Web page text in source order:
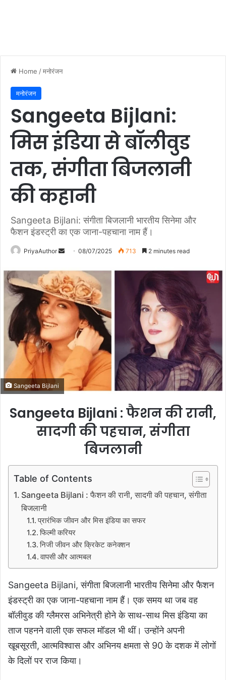
Home /मनोरंजन
मनोरंजन
Sangeeta Bijlani:
मिस इंडिया से बॉलीवुड
तक, संगीता बिजलानी
की कहानी
Sangeeta Bijlani: संगीता बिजलानी भारतीय सिनेमा और
फैशन इंडस्ट्री का एक जाना-पहचाना नाम हैं।
PriyaAuthor
n
d
a
n
e
m
a
i
l
08/07/2025 713 2 minutes read
Sangeeta Bijlani
Sangeeta Bijlani : फैशन की रानी,
सादगी की पहचान, संगीता
बिजलानी
Table of Contents
Sangeeta Bijlani : फैशन की रानी, सादगी की पहचान, संगीता
बिजलानी
प्रारंभिक जीवन और मिस इंडिया का सफर
फिल्मी करियर
निजी जीवन और क्रिकेट कनेक्शन
वापसी और आत्मबल
Sangeeta Bijlani,संगीता बिजलानी भारतीय सिनेमा और फैशन
इंडस्ट्री का एक जाना-पहचाना नाम हैं। एक समय था जब वह
बॉलीवुड की ग्लैमरस अभिनेत्री होने के साथ-साथ मिस इंडिया का
ताज पहनने वाली एक सफल मॉडल भी थीं। उन्होंने अपनी
खूबसूरती, आत्मविश्वास और अभिनय क्षमता से 90 के दशक में लोगों
के दिलों पर राज किया।